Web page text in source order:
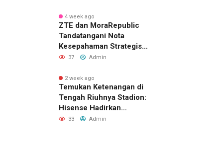
4 week ago
ZTE dan MoraRepublic
Tandatangani Nota
Kesepahaman Strategis
untuk Memperluas
Indonesia
37 Admin
2 week ago
Temukan Ketenangan di
Tengah Riuhnya Stadion:
Hisense Hadirkan
Pengalaman FIFA World
33 Admin